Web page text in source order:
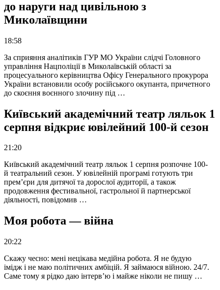
до наруги над цивільною з
Миколаївщини
18:58
За сприяння аналітиків ГУР МО України слідчі Головного
управління Нацполіції в Миколаївській області за
процесуального керівництва Офісу Генерального прокурора
України встановили особу російського окупанта, причетного
до скоєння воєнного злочину під …
Київський академічний театр ляльок 1
серпня відкриє ювілейний 100-й сезон
21:20
Київський академічний театр ляльок 1 серпня розпочне 100-
й театральний сезон. У ювілейній програмі готують три
прем’єри для дитячої та дорослої аудиторії, а також
продовження фестивальної, гастрольної й партнерської
діяльності, повідомив …
Моя робота — війна
20:22
Скажу чесно: мені нецікава медійна робота. Я не будую
імідж і не маю політичних амбіцій. Я займаюся війною. 24/7.
Саме тому я рідко даю інтерв’ю і майже ніколи не пишу …